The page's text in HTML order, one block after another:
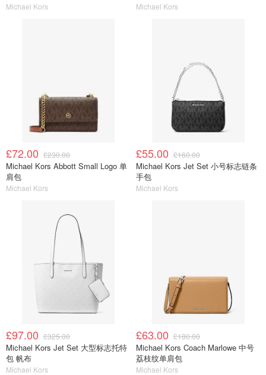
Michael Kors Michael Kors
£72.00 £230.00
Michael Kors Abbott Small Logo 单
肩包
Michael Kors
£55.00 £160.00
Michael Kors Jet Set 小号标志链条
手包
Michael Kors
£97.00 £325.00
Michael Kors Jet Set 大型标志托特
包 帆布
Michael Kors
£63.00 £180.00
Michael Kors Coach Marlowe 中号
荔枝纹单肩包
Michael Kors